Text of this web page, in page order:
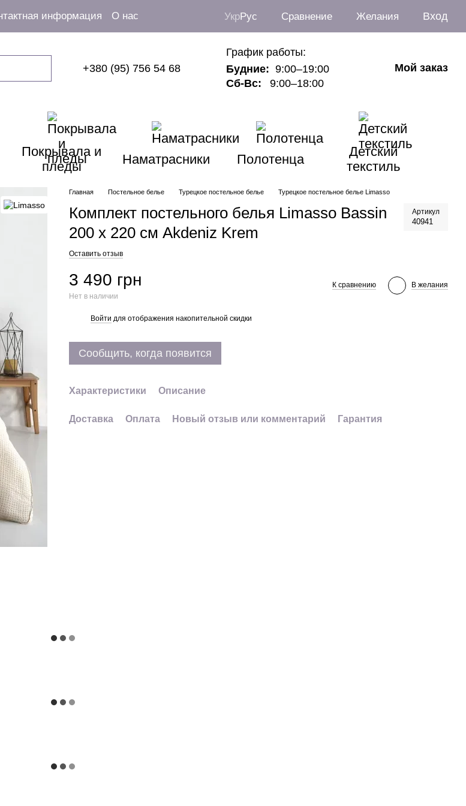
информация
О нас
УкрРус Сравнение Желания Вход
+380 (95) 756 54 68
График работы:
Будние: 9:00–19:00
Сб-Вс:
9:00–18:00
Мой заказ
Покрывала и
пледы
Наматрасники Полотенца
Детский
текстиль
Главная Постельное белье Турецкое постельное белье Турецкое постельное белье Limasso
Комплект постельного белья Limasso Bassin
200 х 220 см Akdeniz Krem
Артикул
40941
Оставить отзыв
3 490 грн
Нет в наличии
К сравнению В желания
Войти для отображения накопительной скидки
Сообщить, когда появится
Характеристики Описание
Доставка Оплата Новый отзыв или комментарий Гарантия